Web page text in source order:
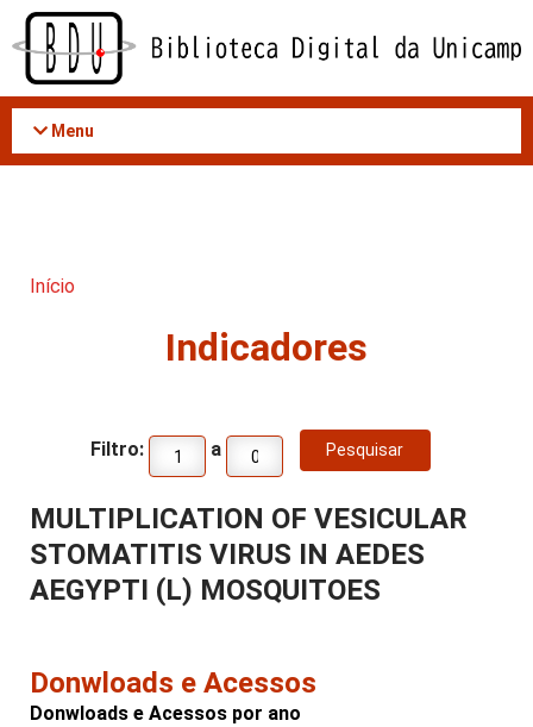
Acessar
conteúdo
Menu
Início
Indicadores
Filtro: a
MULTIPLICATION OF VESICULAR
STOMATITIS VIRUS IN AEDES
AEGYPTI (L) MOSQUITOES
Donwloads e Acessos
Donwloads e Acessos por ano